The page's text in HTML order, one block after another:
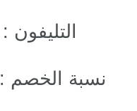
التليفون : 01114809081
نسبة الخصم : 50% علي الكشف